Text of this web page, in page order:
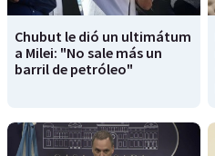
Chubut le dió un ultimátum
a Milei: "No sale más un
barril de petróleo"